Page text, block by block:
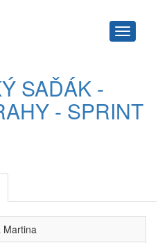
Navigace
SAĎÁK -
- SPRINT
Martina